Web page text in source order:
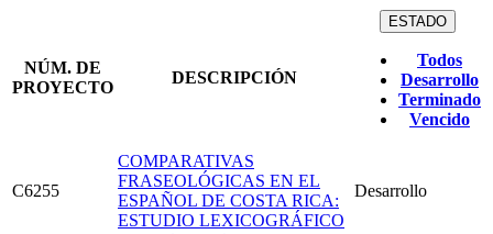
NÚM. DE
PROYECTO
DESCRIPCIÓN
ESTADO
Todos
Desarrollo
Terminado
Vencido
C6255
COMPARATIVAS
FRASEOLÓGICAS EN EL
ESPAÑOL DE COSTA RICA:
ESTUDIO LEXICOGRÁFICO
Desarrollo